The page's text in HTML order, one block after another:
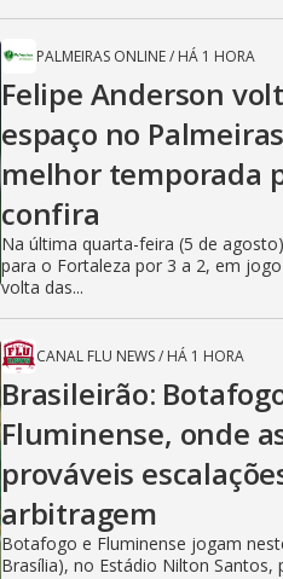
PALMEIRAS ONLINE/ HÁ 1 HORA
Felipe Anderson
espaço no
melhor temporada
confira
Na última quarta-feira (5 de
para o Fortaleza por 3 a 2, em
volta das...
CANAL FLU NEWS/ HÁ 1 HORA
Brasileirão:
Fluminense, onde
prováveis
arbitragem
Botafogo e Fluminense jogam
Brasília), no Estádio Nilton Santos,